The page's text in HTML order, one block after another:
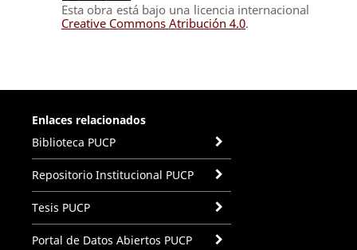
Esta obra está bajo una licencia internacional
Creative Commons Atribución 4.0.
Enlaces relacionados
Biblioteca PUCP
Repositorio Institucional PUCP
Tesis PUCP
Portal de Datos Abiertos PUCP